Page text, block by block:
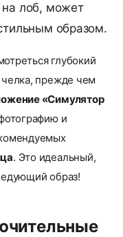
на лоб, может
образом.
глубокий
челка, прежде чем
«Симулятор
и
. Это идеальный,
образ!